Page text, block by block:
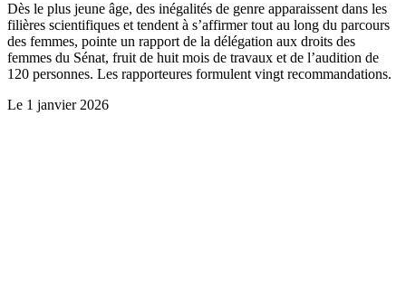
Dès le plus jeune âge, des inégalités de genre apparaissent dans les
filières scientifiques et tendent à s’affirmer tout au long du parcours
des femmes, pointe un rapport de la délégation aux droits des
femmes du Sénat, fruit de huit mois de travaux et de l’audition de
120 personnes. Les rapporteures formulent vingt recommandations.
Le 1 janvier 2026